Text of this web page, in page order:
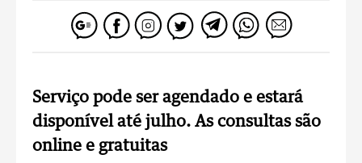
Serviço pode ser agendado e estará
disponível até julho. As consultas são
online e gratuitas